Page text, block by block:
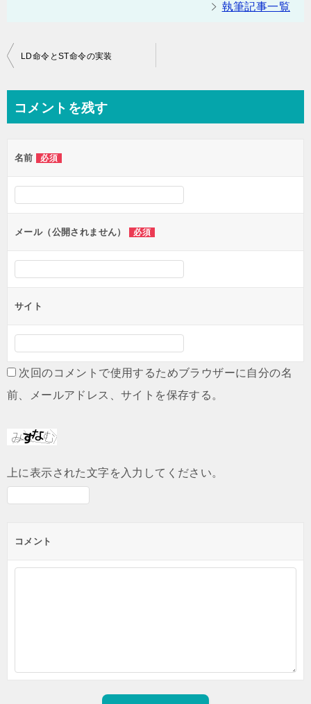
執筆記事一覧
投
ビ
ー
シ
ン
LD命令とST命令の実装
コメントを残す
名前 必須
メール（公開されません） 必須
サイト
次回のコメントで使用するためブラウザーに自分の名
前、メールアドレス、サイトを保存する。
上に表示された文字を入力してください。
コメント